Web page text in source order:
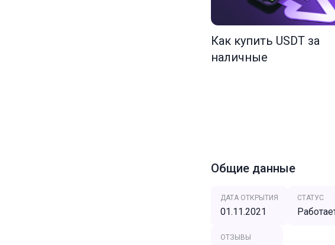
Как купить USDT за
наличные
Общие данные
ДАТА ОТКРЫТИЯ
01.11.2021
СТАТУС
ОТЗЫВЫ